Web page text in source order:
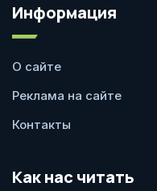
Информация
О сайте
Реклама на сайте
Контакты
Как нас читать